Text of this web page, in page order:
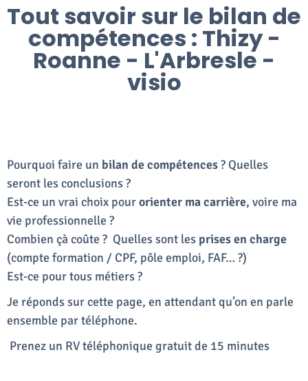
Tout savoir sur le bilan de
compétences : Thizy -
Roanne - L'Arbresle -
visio
Pourquoi faire un bilan de compétences? Quelles
seront les conclusions ?
Est-ce un vrai choix pourorienter ma carrière, voire ma
vie professionnelle ?
Combien çà coûte ? Quelles sont les prises en charge
(compte formation / CPF, pôle emploi, FAF… ?)
Est-ce pour tous métiers ?
Je réponds sur cette page, en attendant qu’on en parle
ensemble par téléphone.
Prenez un RV téléphonique gratuit de 15 minutes